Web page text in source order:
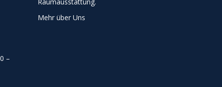
–
Mehr über Uns